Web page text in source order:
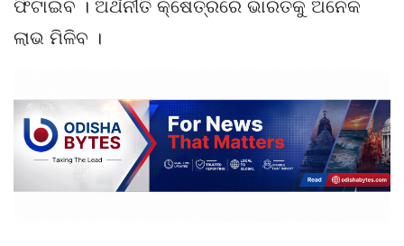
ଫିଟାଇବ । ଅର୍ଥନୀତି କ୍ଷେତ୍ରରେ ଭାରତକୁ ଅନେକ
ଲାଭ ମିଳିବ ।